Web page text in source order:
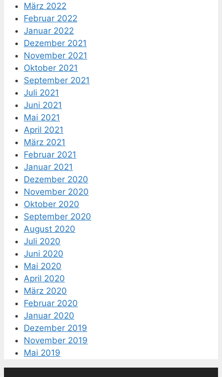
März 2022
Februar 2022
Januar 2022
Dezember 2021
November 2021
Oktober 2021
September 2021
Juli 2021
Juni 2021
Mai 2021
April 2021
März 2021
Februar 2021
Januar 2021
Dezember 2020
November 2020
Oktober 2020
September 2020
August 2020
Juli 2020
Juni 2020
Mai 2020
April 2020
März 2020
Februar 2020
Januar 2020
Dezember 2019
November 2019
Mai 2019